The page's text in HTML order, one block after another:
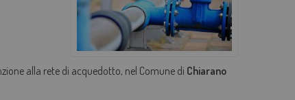
AGEVOLAZIONI TARIFFARIE
PERDITE OCCULTE - FONDO ACQUA PER TE
BOLLETTA SEMPLICE
alla rete di acquedotto, nel Comune di Chiarano